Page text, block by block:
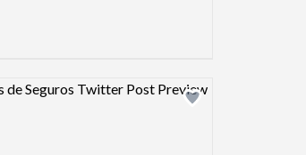
Design preview image